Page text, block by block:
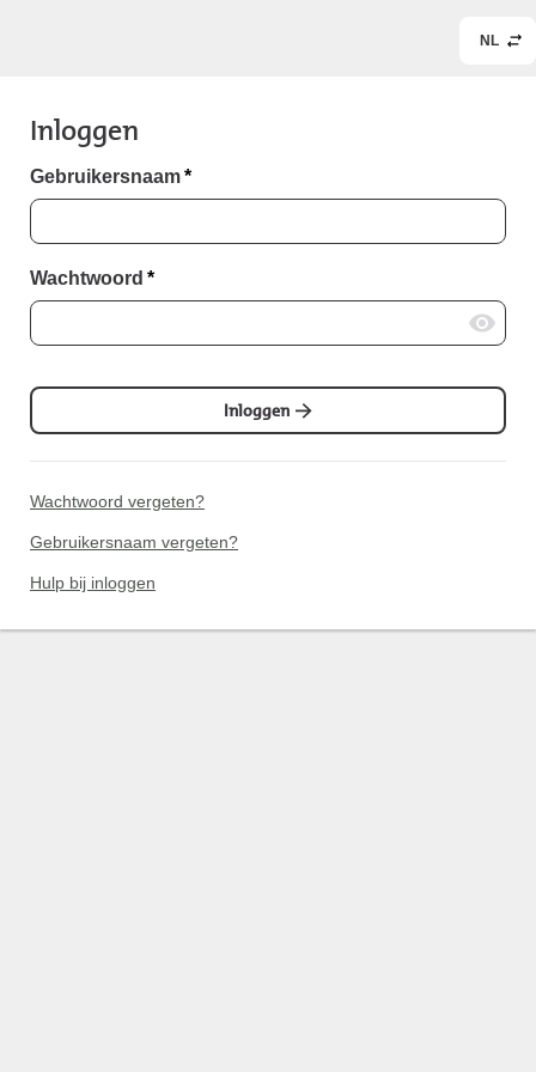
NL
Inloggen
Gebruikersnaam*
Wachtwoord *
Inloggen
Wachtwoord vergeten?
Gebruikersnaam vergeten?
Hulp bij inloggen